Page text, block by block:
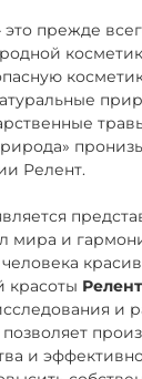
это прежде
Релент.
мира и
красоты Релент
и
и